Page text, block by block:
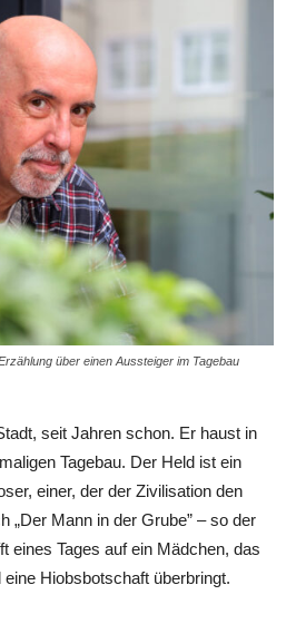
über einen Aussteiger im Tagebau
seit Jahren schon. Er haust in
Tagebau. Der Held ist ein
einer, der der Zivilisation den
„Der Mann in der Grube” – so der
eines Tages auf ein Mädchen, das
Hiobsbotschaft überbringt.